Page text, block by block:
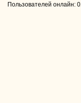
Пользователей онлайн: 0.